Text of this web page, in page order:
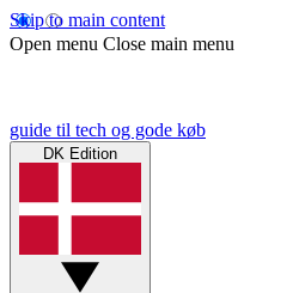
Skip to main content
Open menu Close main menu
guide til tech og gode køb
DK Edition